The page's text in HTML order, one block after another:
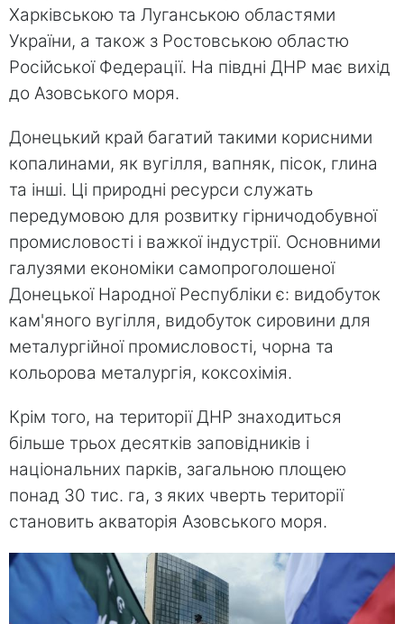
Харківською та Луганською областями
України, а також з Ростовською областю
Російської Федерації. На півдні ДНР має вихід
до Азовського моря.
Донецький край багатий такими корисними
копалинами, як вугілля, вапняк, пісок, глина
та інші. Ці природні ресурси служать
передумовою для розвитку гірничодобувної
промисловості і важкої індустрії. Основними
галузями економіки самопроголошеної
Донецької Народної Республіки є: видобуток
кам'яного вугілля, видобуток сировини для
металургійної промисловості, чорна та
кольорова металургія, коксохімія.
Крім того, на території ДНР знаходиться
більше трьох десятків заповідників і
національних парків, загальною площею
понад 30 тис. га, з яких чверть території
становить акваторія Азовського моря.